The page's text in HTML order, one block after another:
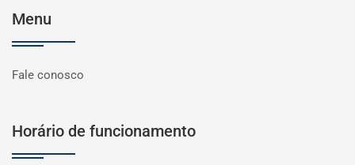
Menu
Fale conosco
Horário de funcionamento